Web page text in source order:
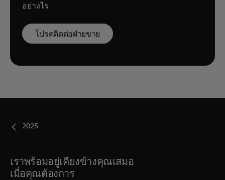
อย่างไร
โปรดติดต่อฝ่ายขาย
2025
เราพร้อมอยู่เคียงข้างคุณเสมอ
เมื่อคุณต้องการ